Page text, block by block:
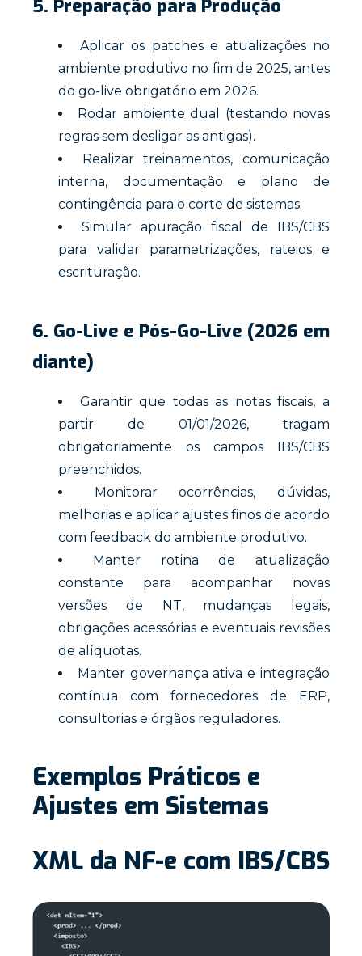
5. Preparação para Produção
Aplicar os patches e atualizações no
ambiente produtivo no fim de 2025, antes
do go-live obrigatório em 2026.
Rodar ambiente dual (testando novas
regras sem desligar as antigas).
Realizar treinamentos, comunicação
interna, documentação e plano de
contingência para o corte de sistemas.
Simular apuração fiscal de IBS/CBS
para validar parametrizações, rateios e
escrituração.
6. Go-Live e Pós-Go-Live (2026 em
diante)
Garantir que todas as notas fiscais, a
partir de 01/01/2026, tragam
obrigatoriamente os campos IBS/CBS
preenchidos.
Monitorar ocorrências, dúvidas,
melhorias e aplicar ajustes finos de acordo
com feedback do ambiente produtivo.
Manter rotina de atualização
constante para acompanhar novas
versões de NT, mudanças legais,
obrigações acessórias e eventuais revisões
de alíquotas.
Manter governança ativa e integração
contínua com fornecedores de ERP,
consultorias e órgãos reguladores.
Exemplos Práticos e
Ajustes em Sistemas
XML da NF-e com IBS/CBS